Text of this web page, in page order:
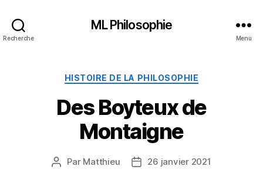
Recherche
ML Philosophie
Menu
Catégories
HISTOIRE DE LA PHILOSOPHIE
Des Boyteux de
Montaigne
Auteur
Par Matthieu
Date26 janvier 2021